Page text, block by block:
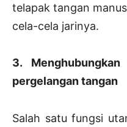
telapak tangan
cela-cela jarinya.
3.
pergelangan tangan
Salah satu fungsi